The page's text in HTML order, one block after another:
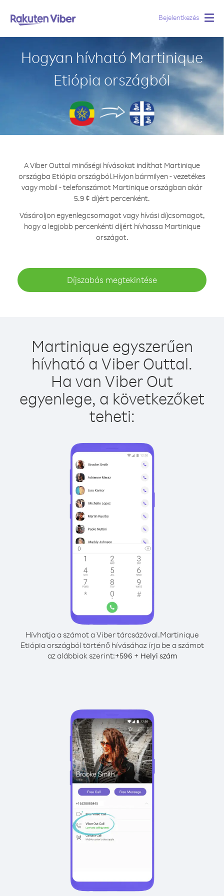
Bejelentkezés
Hogyan hívható Martinique
Etiópia országból
A Viber Outtal minőségi hívásokat indíthat Martinique
országba Etiópia országból.Hívjon bármilyen - vezetékes
vagy mobil - telefonszámot Martinique országban akár
5.9 ¢ díjért percenként.
Vásároljon egyenlegcsomagot vagy hívási díjcsomagot,
hogy a legjobb percenkénti díjért hívhassa Martinique
országot.
Díjszabás megtekintése
Martinique egyszerűen
hívható a Viber Outtal.
Ha van Viber Out
egyenlege, a következőket
teheti:
Hívhatja a számot a Viber tárcsázóval.Martinique
Etiópia országból történő hívásához írja be a számot
az alábbiak szerint:+596 + Helyi szám